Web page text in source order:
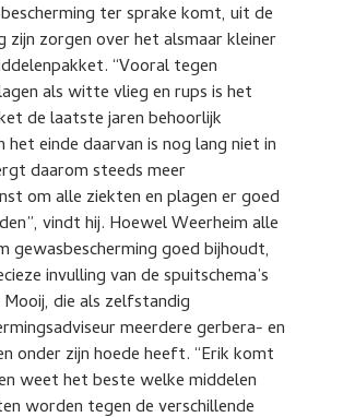
ter sprake komt, uit de
zijn zorgen over het alsmaar kleiner
“Vooral tegen
als witte vlieg en rups is het
de laatste jaren behoorlijk
het einde daarvan is nog lang niet in
daarom steeds meer
om alle ziekten en plagen er goed
vindt hij. Hoewel Weerheim alle
gewasbescherming goed bijhoudt,
invulling van de spuitschema’s
die als zelfstandig
meerdere gerbera- en
onder zijn hoede heeft. “Erik komt
weet het beste welke middelen
worden tegen de verschillende